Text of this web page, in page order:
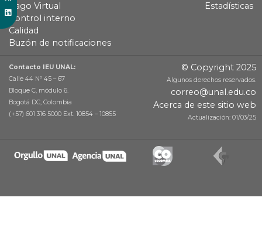
Pago Virtual
Control interno
Calidad
Buzón de notificaciones
Estadísticas
Contacto IEU UNAL:
Calle 44 Nº 45 – 67
Bloque C, módulo 6.
Bogotá DC, Colombia
(+57) 601 316 5000 Ext. 10854 – 10855
© Copyright 2025
Algunos derechos reservados.
correo@unal.edu.co
Acerca de este sitio web
Actualización: 01/03/25